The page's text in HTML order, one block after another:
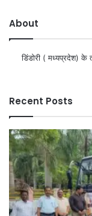
About
डिंडोरी ( मध्यप्रदेश) के
Recent Posts